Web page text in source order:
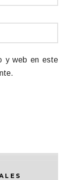
y web en este